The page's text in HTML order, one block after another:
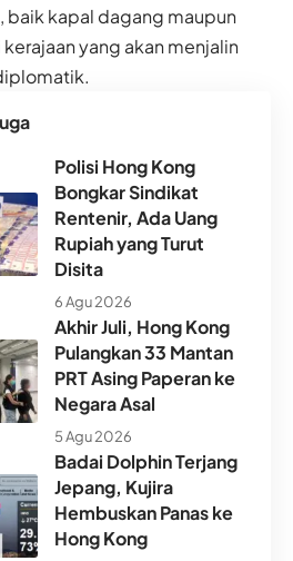
baik kapal dagang maupun
yang akan menjalin
Polisi Hong Kong
Bongkar Sindikat
Rentenir, Ada Uang
Rupiah yang Turut
Disita
6 Agu 2026
Akhir Juli, Hong Kong
Pulangkan 33 Mantan
PRT Asing Paperan ke
Negara Asal
5 Agu 2026
Badai Dolphin Terjang
Jepang, Kujira
Hembuskan Panas ke
Hong Kong